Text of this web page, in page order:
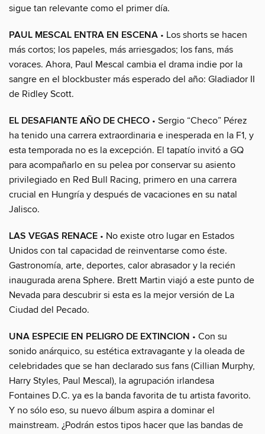
sigue tan relevante como el primer día.
PAUL MESCAL ENTRA EN ESCENA • Los shorts se hacen
más cortos; los papeles, más arriesgados; los fans, más
voraces. Ahora, Paul Mescal cambia el drama indie por la
sangre en el blockbuster más esperado del año: Gladiador II
de Ridley Scott.
EL DESAFIANTE AÑO DE CHECO • Sergio “Checo” Pérez
ha tenido una carrera extraordinaria e inesperada en la F1, y
esta temporada no es la excepción. El tapatío invitó a GQ
para acompañarlo en su pelea por conservar su asiento
privilegiado en Red Bull Racing, primero en una carrera
crucial en Hungría y después de vacaciones en su natal
Jalisco.
LAS VEGAS RENACE • No existe otro lugar en Estados
Unidos con tal capacidad de reinventarse como éste.
Gastronomía, arte, deportes, calor abrasador y la recién
inaugurada arena Sphere. Brett Martin viajó a este punto de
Nevada para descubrir si esta es la mejor versión de La
Ciudad del Pecado.
UNA ESPECIE EN PELIGRO DE EXTINCION • Con su
sonido anárquico, su estética extravagante y la oleada de
celebridades que se han declarado sus fans (Cillian Murphy,
Harry Styles, Paul Mescal), la agrupación irlandesa
Fontaines D.C. ya es la banda favorita de tu artista favorito.
Y no sólo eso, su nuevo álbum aspira a dominar el
mainstream. ¿Podrán estos tipos hacer que las bandas de